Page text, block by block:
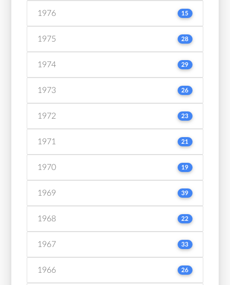
1976 15
1975 28
1974 29
1973 26
1972 23
1971 21
1970 19
1969 39
1968 22
1967 33
1966 26